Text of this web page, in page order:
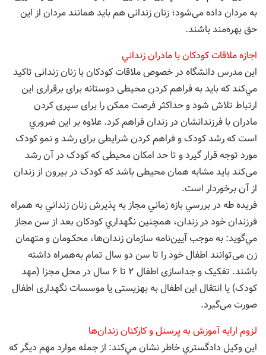
به مردان داده می‌شود؛ زنان زندانی هم باید همانند مردان از این
حق بهره‌مند باشند.
اجازه ملاقات كودكان با مادران زنداني
اين مدرس دانشگاه در خصوص ملاقات کودکان با زنان زندانی تاكيد
مي‌كند كه باید به فراهم کردن محیطی دوستانه برای برقراری این
ارتباط تلاش شود و حداکثر فرصت ممکن را برای سپری کردن
مادران با فرزندانشان در زندان فراهم کرد. علاوه بر اين ضروري
است كه رشد کودک و فراهم کردن شرایطی برای رشد و نمو کودک
مورد توجه قرار گیرد و تا حد امکان محیطی که کودک در آن رشد
می‌کند باید مشابه‌‌‌ همان محیطی باشد که کودک در بیرون از زندان
از آن برخوردار است.
فريده طه در بررسي بازه‌ زماني مجاز به پذيرش زنان زنداني به همراه
فرزندان خود در زندان، همچنين نگهداري كودكان بعد از سن مجاز
مي‌گويد: به موجب آيین‌نامه سازمان زندان‌ها، محکـومان و متهمان
زن می‌توانند اطفال خود را تا سن دو سال تمام به‌همراه داشته
باشند. تفکیک و جداسازی اطفال ۲ تا ۶ سال در محل مجزا (مهد
کودک) یا انتقال این اطفال به بهزیستی یا موسسات نگهداری اطفال
صورت می‌گیرد.
لزوم ارايه آموزش‌ به پرسنل و كاركنان زندان‌ها
اين وكيل دادگستري خاطر نشان مي‌كند: از جمله موارد مهم دیگر که